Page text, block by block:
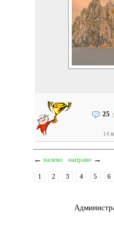
25
14
← налево направо →
1 2 3 4 5 6